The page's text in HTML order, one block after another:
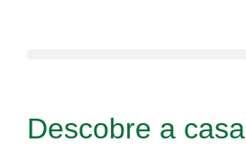
Descobre a casa